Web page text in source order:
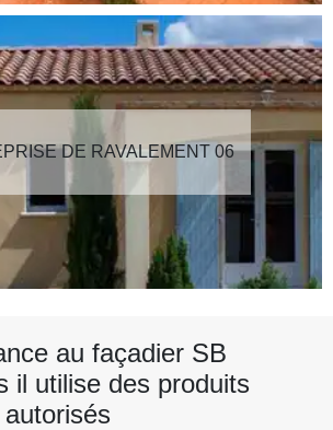
DE RAVALEMENT 06
au façadier SB
il utilise des produits